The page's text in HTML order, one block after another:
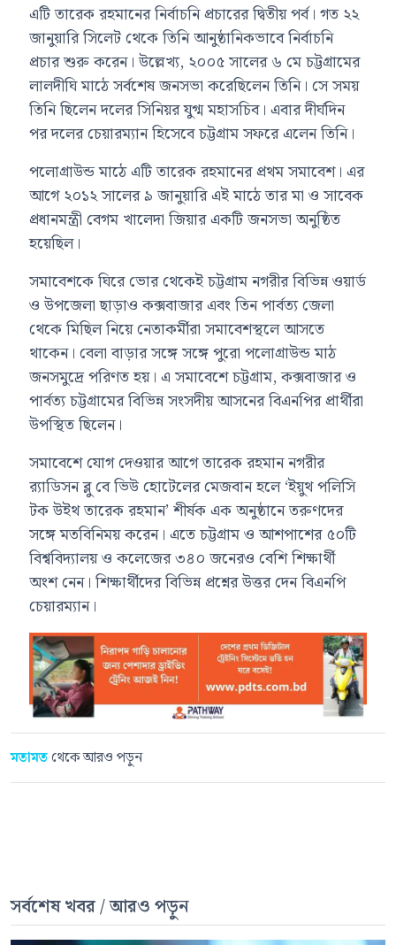
এটি তারেক রহমানের নির্বাচনি প্রচারের দ্বিতীয় পর্ব। গত ২২
জানুয়ারি সিলেট থেকে তিনি আনুষ্ঠানিকভাবে নির্বাচনি
প্রচার শুরু করেন। উল্লেখ্য, ২০০৫ সালের ৬ মে চট্টগ্রামের
লালদীঘি মাঠে সর্বশেষ জনসভা করেছিলেন তিনি। সে সময়
তিনি ছিলেন দলের সিনিয়র যুগ্ম মহাসচিব। এবার দীর্ঘদিন
পর দলের চেয়ারম্যান হিসেবে চট্টগ্রাম সফরে এলেন তিনি।
পলোগ্রাউন্ড মাঠে এটি তারেক রহমানের প্রথম সমাবেশ। এর
আগে ২০১২ সালের ৯ জানুয়ারি এই মাঠে তার মা ও সাবেক
প্রধানমন্ত্রী বেগম খালেদা জিয়ার একটি জনসভা অনুষ্ঠিত
হয়েছিল।
সমাবেশকে ঘিরে ভোর থেকেই চট্টগ্রাম নগরীর বিভিন্ন ওয়ার্ড
ও উপজেলা ছাড়াও কক্সবাজার এবং তিন পার্বত্য জেলা
থেকে মিছিল নিয়ে নেতাকর্মীরা সমাবেশস্থলে আসতে
থাকেন। বেলা বাড়ার সঙ্গে সঙ্গে পুরো পলোগ্রাউন্ড মাঠ
জনসমুদ্রে পরিণত হয়। এ সমাবেশে চট্টগ্রাম, কক্সবাজার ও
পার্বত্য চট্টগ্রামের বিভিন্ন সংসদীয় আসনের বিএনপির প্রার্থীরা
উপস্থিত ছিলেন।
সমাবেশে যোগ দেওয়ার আগে তারেক রহমান নগরীর
র‍্যাডিসন ব্লু বে ভিউ হোটেলের মেজবান হলে ‘ইয়ুথ পলিসি
টক উইথ তারেক রহমান’ শীর্ষক এক অনুষ্ঠানে তরুণদের
সঙ্গে মতবিনিময় করেন। এতে চট্টগ্রাম ও আশপাশের ৫০টি
বিশ্ববিদ্যালয় ও কলেজের ৩৪০ জনেরও বেশি শিক্ষার্থী
অংশ নেন। শিক্ষার্থীদের বিভিন্ন প্রশ্নের উত্তর দেন বিএনপি
চেয়ারম্যান।
মতামত থেকে আরও পড়ুন
সর্বশেষ খবর / আরও পড়ুন